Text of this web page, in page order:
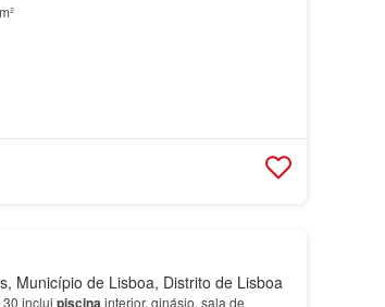
Município de Lisboa, Distrito de Lisboa
inclui piscinainterior, ginásio, sala de